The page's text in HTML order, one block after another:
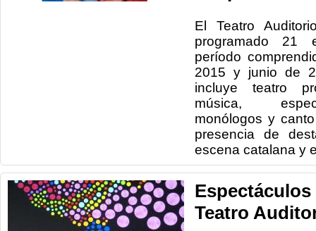
El Teatro
programado
21
período
2015 y junio de
incluye
teatro
música,
monólogos y
presencia
de
escena catalana y
Teatro